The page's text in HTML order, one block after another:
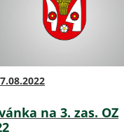
na 3. zas. OZ